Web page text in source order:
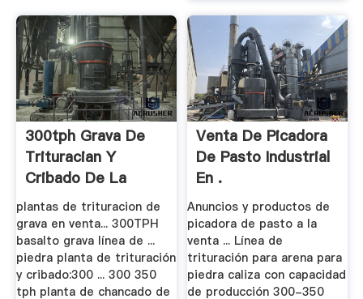
300tph Grava De
Trituracian Y
Cribado De La
Planta
plantas de trituracion de
grava en venta... 300TPH
basalto grava línea de ...
piedra planta de trituración
y cribado:300 ... 300 350
tph planta de chancado de
Venta De Picadora
De Pasto Industrial
En .
Anuncios y productos de
picadora de pasto a la
venta ... Línea de
trituración para arena para
piedra caliza con capacidad
de producción 300-350